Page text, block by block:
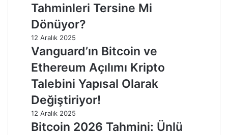
Tahminleri Tersine Mi
Dönüyor?
12 Aralık 2025
Vanguard’ın Bitcoin ve
Ethereum Açılımı Kripto
Talebini Yapısal Olarak
Değiştiriyor!
12 Aralık 2025
Bitcoin 2026 Tahmini: Ünlü